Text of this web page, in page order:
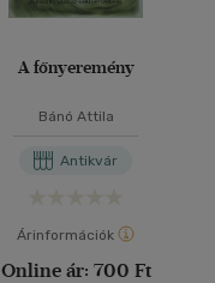
A főnyeremény
Bánó Attila
Antikvár
Árinformációk
Online ár: 700 Ft